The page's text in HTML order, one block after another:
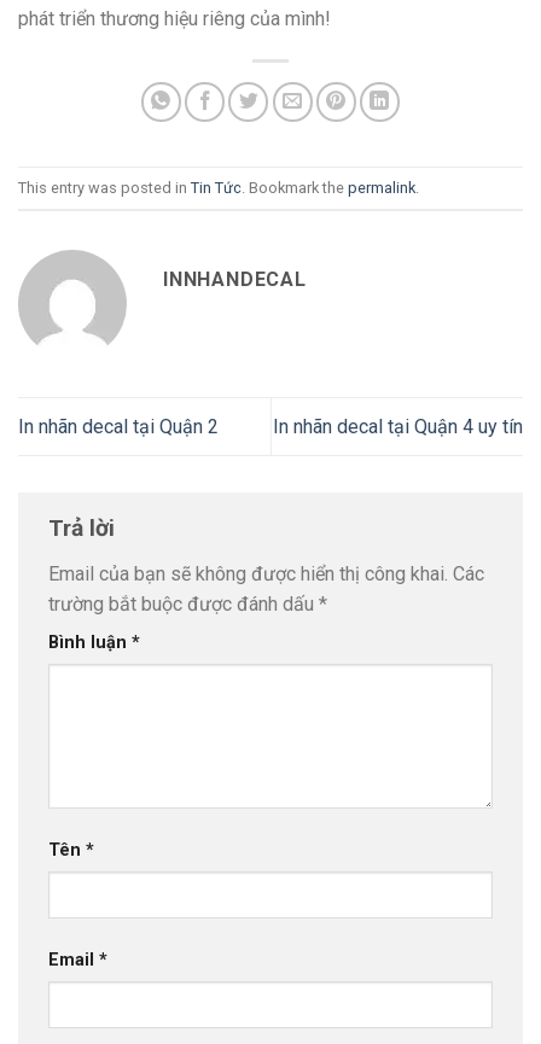
phát triển thương hiệu riêng của mình!
This entry was posted in Tin Tức . Bookmark the permalink
INNHANDECAL
In nhãn decal tại Quận 2 In nhãn decal tại Quận 4 uy tín
Trả lời
Email của bạn sẽ không được hiển thị công khai. Các
trường bắt buộc được đánh dấu *
Bình luận *
Tên *
Email *